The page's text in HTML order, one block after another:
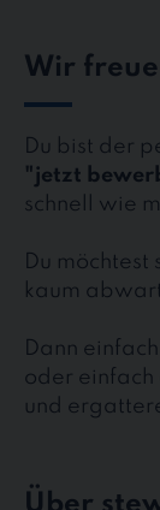
Wir
Du bist der
"jetzt
schnell wie
Du
kaum
Dann
oder einfach
und